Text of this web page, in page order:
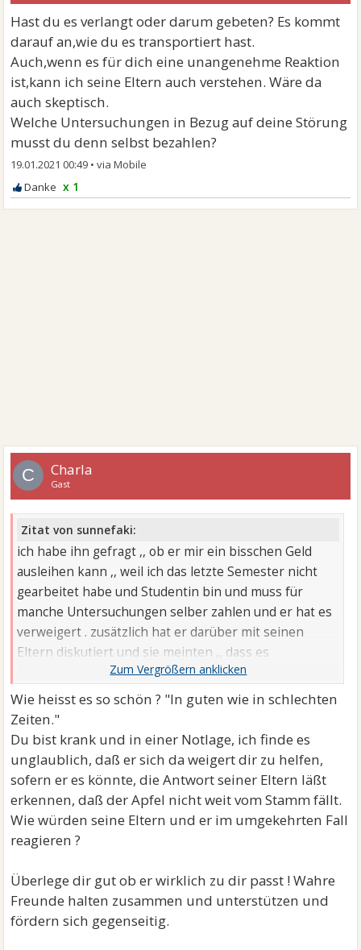
Hast du es verlangt oder darum gebeten? Es kommt
darauf an,wie du es transportiert hast.
Auch,wenn es für dich eine unangenehme Reaktion
ist,kann ich seine Eltern auch verstehen. Wäre da
auch skeptisch.
Welche Untersuchungen in Bezug auf deine Störung
musst du denn selbst bezahlen?
19.01.2021 00:49 •
x 1
C Charla
Gast
Zitat von sunnefaki:
ich habe ihn gefragt ,, ob er mir ein bisschen Geld
ausleihen kann ,, weil ich das letzte Semester nicht
gearbeitet habe und Studentin bin und muss für
manche Untersuchungen selber zahlen und er hat es
verweigert . zusätzlich hat er darüber mit seinen
Eltern diskutiert und sie meinten ,, dass es
unglaublich ist ,, dass ich sowas von ihm wollte
Wie heisst es so schön ? "In guten wie in schlechten
Zeiten."
Du bist krank und in einer Notlage, ich finde es
unglaublich, daß er sich da weigert dir zu helfen,
sofern er es könnte, die Antwort seiner Eltern läßt
erkennen, daß der Apfel nicht weit vom Stamm fällt.
Wie würden seine Eltern und er im umgekehrten Fall
reagieren ?
Überlege dir gut ob er wirklich zu dir passt ! Wahre
Freunde halten zusammen und unterstützen und
fördern sich gegenseitig.